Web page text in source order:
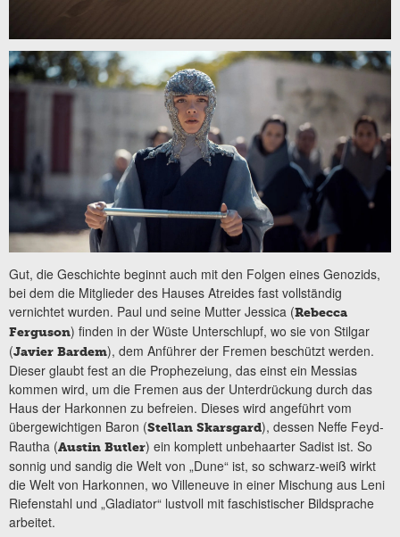
Gut, die Geschichte beginnt auch mit den Folgen eines Genozids,
bei dem die Mitglieder des Hauses Atreides fast vollständig
vernichtet wurden. Paul und seine Mutter Jessica (Rebecca
Ferguson) finden in der Wüste Unterschlupf, wo sie von Stilgar
(Javier Bardem), dem Anführer der Fremen beschützt werden.
Dieser glaubt fest an die Prophezeiung, das einst ein Messias
kommen wird, um die Fremen aus der Unterdrückung durch das
Haus der Harkonnen zu befreien. Dieses wird angeführt vom
übergewichtigen Baron (Stellan Skarsgard), dessen Neffe Feyd-
Rautha (Austin Butler) ein komplett unbehaarter Sadist ist. So
sonnig und sandig die Welt von „Dune“ ist, so schwarz-weiß wirkt
die Welt von Harkonnen, wo Villeneuve in einer Mischung aus Leni
Riefenstahl und „Gladiator“ lustvoll mit faschistischer Bildsprache
arbeitet.